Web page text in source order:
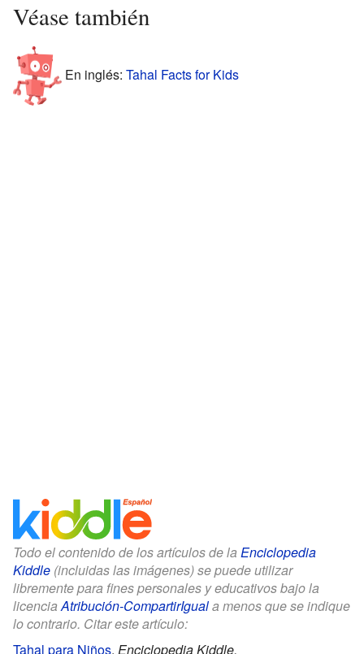
Véase también
En inglés: Tahal Facts for Kids
Todo el contenido de los artículos de la Enciclopedia
Kiddle (incluidas las imágenes) se puede utilizar
libremente para fines personales y educativos bajo la
licenciaAtribución-CompartirIguala menos que se indique
lo contrario. Citar este artículo:
Tahal para Niños. Enciclopedia Kiddle.